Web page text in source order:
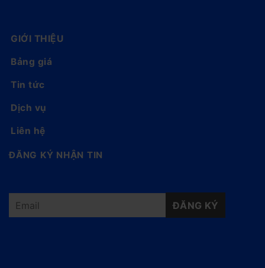
GIỚI THIỆU
Bảng giá
Tin tức
Dịch vụ
Liên hệ
ĐĂNG KÝ NHẬN TIN